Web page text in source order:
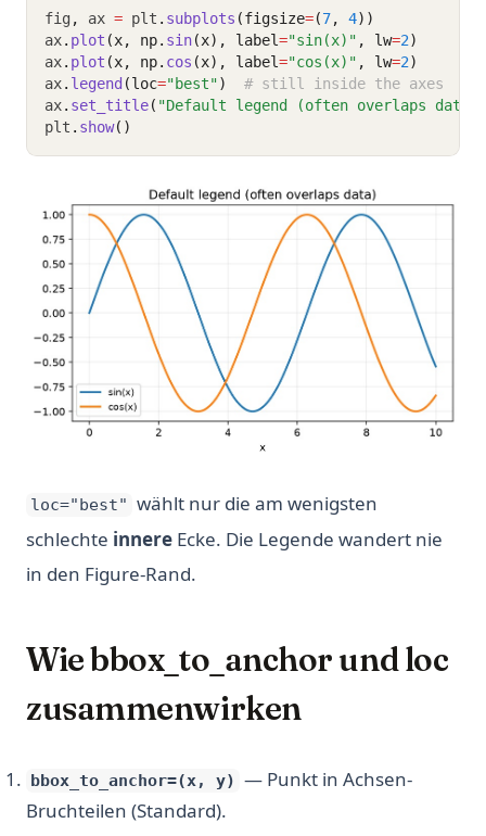
fig , ax = plt . subplots (figsize=(7, 4))
ax. plot (x, np. sin(x), label="sin(x)" , lw=2)
ax. plot (x, np. cos (x), label="cos(x)" , lw=2)
ax. legend (loc="best")
# still inside the axes
ax. set_title( "Default legend (often overlaps data)"
plt . show()
loc="best" wählt nur die am wenigsten
schlechte innere Ecke. Die Legende wandert nie
in den Figure-Rand.
Wie bbox_to_anchor und loc
zusammenwirken
bbox_to_anchor=(x, y) — Punkt in Achsen-
Bruchteilen (Standard).